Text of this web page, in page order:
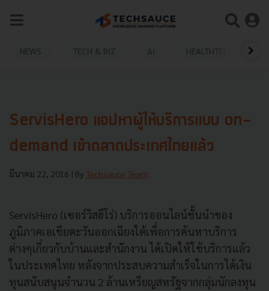
NEWS TECH & BIZ AI HEALTHTECH
ServisHero แอปหาผู้ให้บริการแบบ on-
demand เข้าตลาดประเทศไทยแล้ว
มีนาคม 22, 2016 | By Techsauce Team
ServisHero (เซอร์วิสฮีโร่) บริการออนไลน์ชั้นนำของ
ภูมิภาคเอเชียตะวันออกเฉียงใต้เพื่อการค้นหาบริการ
ต่างๆเกี่ยวกับบ้านและสำนักงาน ได้เปิดให้ใช้บริการแล้ว
ในประเทศไทย หลังจากประสบความสำเร็จในการได้เงิน
ทุนสนับสนุนจำนวน 2 ล้านเหรียญสหรัฐจากกลุ่มนักลงทุน